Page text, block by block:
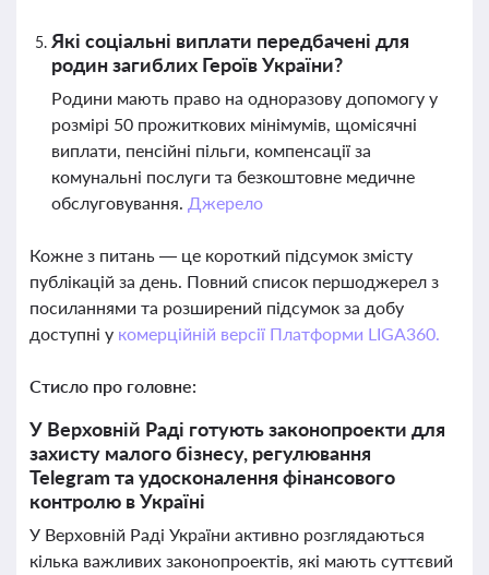
Які соціальні виплати передбачені для
родин загиблих Героїв України?
Родини мають право на одноразову допомогу у
розмірі 50 прожиткових мінімумів, щомісячні
виплати, пенсійні пільги, компенсації за
комунальні послуги та безкоштовне медичне
обслуговування. Джерело
Кожне з питань — це короткий підсумок змісту
публікацій за день. Повний список першоджерел з
посиланнями та розширений підсумок за добу
доступні у комерційній версії Платформи LIGA360.
Стисло про головне:
У Верховній Раді готують законопроекти для
захисту малого бізнесу, регулювання
Telegram та удосконалення фінансового
контролю в Україні
У Верховній Раді України активно розглядаються
кілька важливих законопроектів, які мають суттєвий